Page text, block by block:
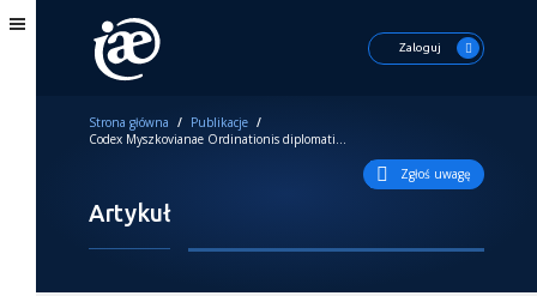
Zaloguj
Strona główna / Publikacje /
Codex Myszkovianae Ordinationis diplomaticus, cz. V
Zgłoś uwagę
Artykuł